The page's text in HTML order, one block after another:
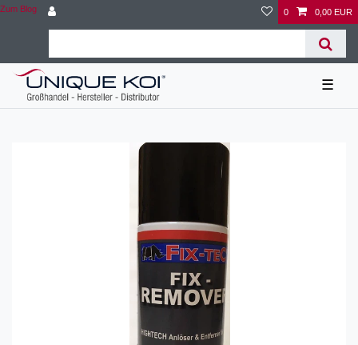
Zum Blog 0 0,00 EUR
☰